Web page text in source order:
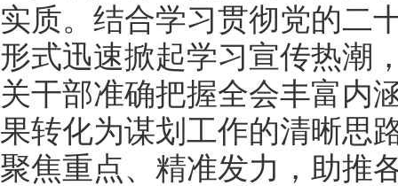
实质。结合学习贯彻党的二
形式迅速掀起学习宣传热潮
关干部准确把握全会丰富内
果转化为谋划工作的清晰思
聚焦重点、精准发力，助推